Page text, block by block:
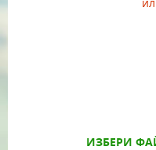
ИЗБЕРИ